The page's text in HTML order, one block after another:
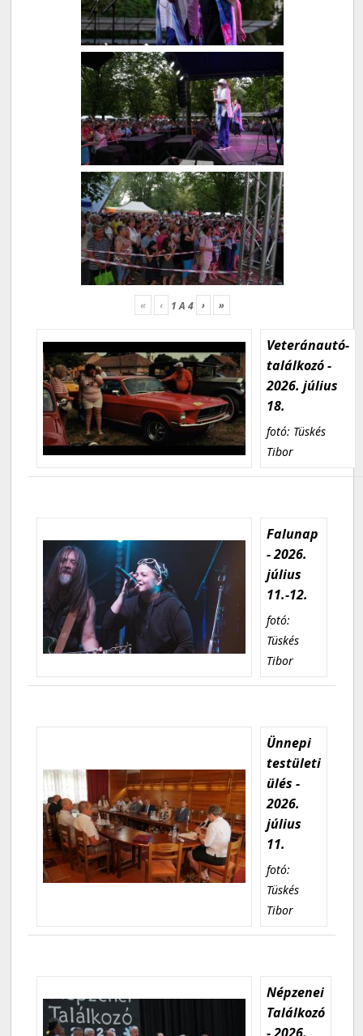
« ‹ 1A 4 › »
Veteránautó-
találkozó -
2026. július
18.
fotó: Tüskés
Tibor
Falunap
- 2026.
július
11.-12.
fotó:
Tüskés
Tibor
Ünnepi
testületi
ülés -
2026.
július
11.
fotó:
Tüskés
Tibor
Népzenei
Találkozó